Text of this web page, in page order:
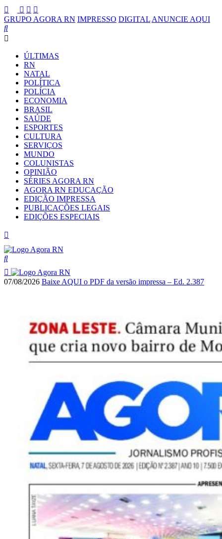
GRUPO AGORA RN IMPRESSO DIGITAL ANUNCIE AQUI
ÚLTIMAS
RN
NATAL
POLÍTICA
POLÍCIA
ECONOMIA
BRASIL
SAÚDE
ESPORTES
CULTURA
SERVIÇOS
MUNDO
COLUNISTAS
OPINIÃO
SÉRIES AGORA RN
AGORA RN EDUCAÇÃO
EDIÇÃO IMPRESSA
PUBLICAÇÕES LEGAIS
EDIÇÕES ESPECIAIS
07/08/2026 Baixe AQUI o PDF da versão impressa – Ed. 2.387